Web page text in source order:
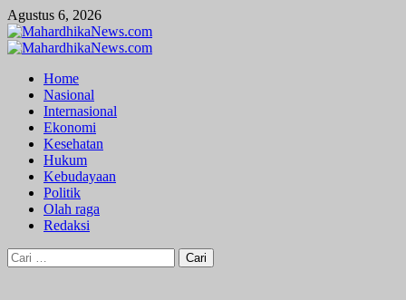
Skip
to
content
Agustus 6, 2026
Primary
Home
Nasional
Internasional
Ekonomi
Kesehatan
Hukum
Kebudayaan
Politik
Olah raga
Redaksi
Cari
untuk: